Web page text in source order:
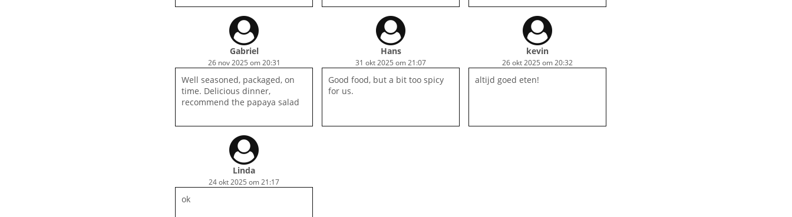
Gabriel
26 nov 2025 om 20:31
Well seasoned, packaged, on
time. Delicious dinner,
recommend the papaya salad
Hans
31 okt 2025 om 21:07
Good food, but a bit too spicy
for us.
kevin
26 okt 2025 om 20:32
altijd goed eten!
Linda
24 okt 2025 om 21:17
ok